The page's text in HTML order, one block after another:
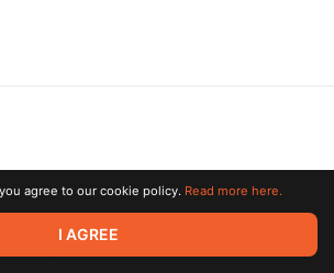
Limited. All rights reserved. All trademarks
respective owners.
agree to our cookie policy. Read more here.
I AGREE